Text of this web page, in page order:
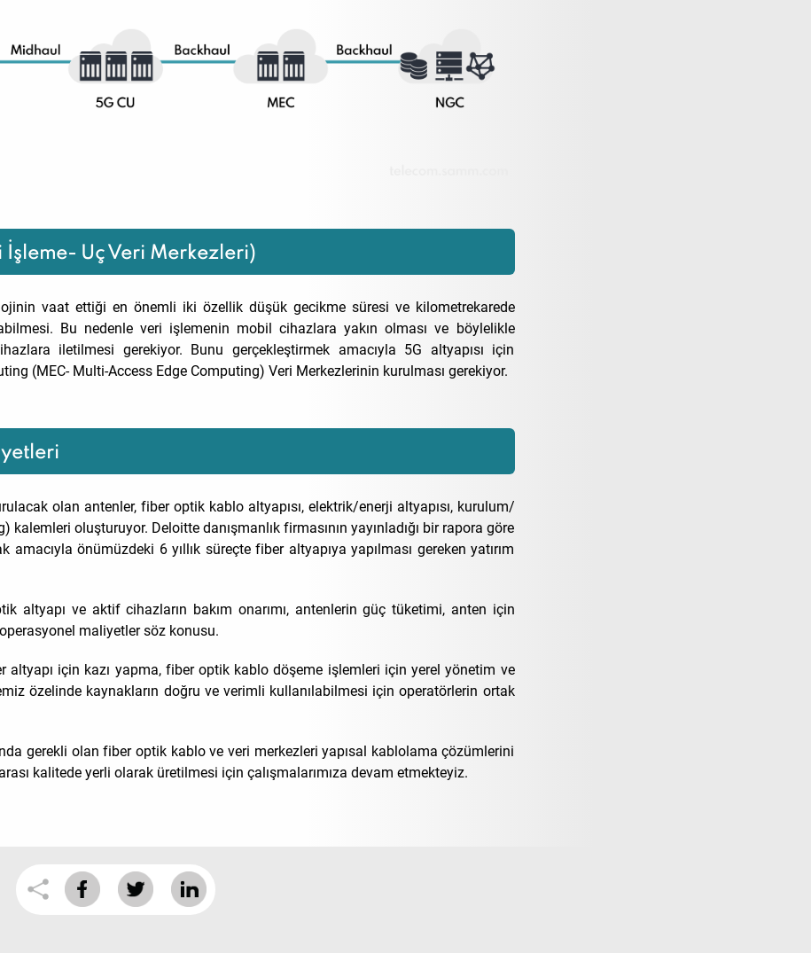
İşleme- Uç Veri Merkezleri)
vaat ettiği en önemli iki özellik düşük gecikme süresi ve kilometrekarede
Bu nedenle veri işlemenin mobil cihazlara yakın olması ve böylelikle
iletilmesi gerekiyor. Bunu gerçekleştirmek amacıyla 5G altyapısı için
(MEC- Multi-Access Edge Computing) Veri Merkezlerinin kurulması gerekiyor.
olan antenler, fiber optik kablo altyapısı, elektrik/enerji altyapısı, kurulum/
oluşturuyor. Deloitte danışmanlık firmasının yayınladığı bir rapora göre
amacıyla önümüzdeki 6 yıllık süreçte fiber altyapıya yapılması gereken yatırım
altyapı ve aktif cihazların bakım onarımı, antenlerin güç tüketimi, anten için
maliyetler söz konusu.
altyapı için kazı yapma, fiber optik kablo döşeme işlemleri için yerel yönetim ve
özelinde kaynakların doğru ve verimli kullanılabilmesi için operatörlerin ortak
gerekli olan fiber optik kablo ve veri merkezleri yapısal kablolama çözümlerini
kalitede yerli olarak üretilmesi için çalışmalarımıza devam etmekteyiz.